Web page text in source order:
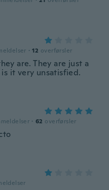
· 12 overførsler
are. They are just a
it very unsatisfied.
· 62 overførsler